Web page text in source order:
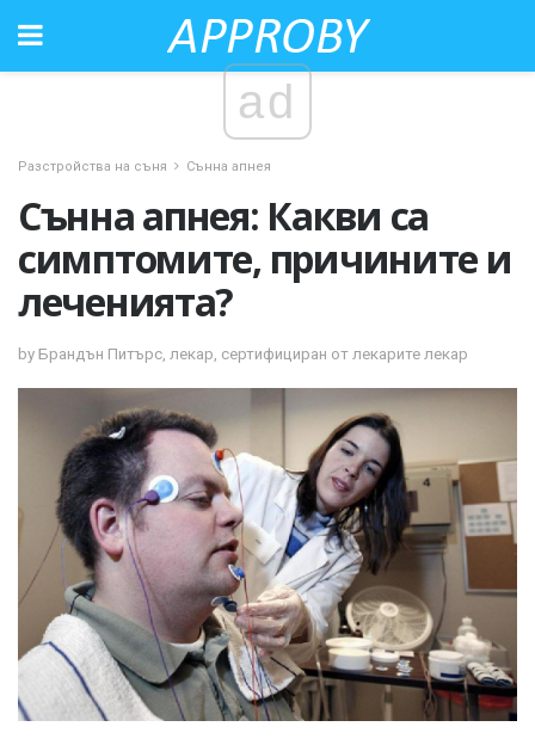
ad
Разстройства на съня Сънна апнея
Сънна апнея: Какви са
симптомите, причините и
леченията?
by Брандън Питърс, лекар, сертифициран от лекарите лекар